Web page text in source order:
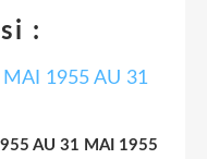
:
AU 31 MAI 1955